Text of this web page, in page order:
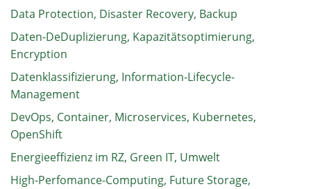
Data Protection, Disaster Recovery, Backup
Daten-DeDuplizierung, Kapazitätsoptimierung,
Encryption
Datenklassifizierung, Information-Lifecycle-
Management
DevOps, Container, Microservices, Kubernetes,
OpenShift
Energieeffizienz im RZ, Green IT, Umwelt
High-Perfomance-Computing, Future Storage,